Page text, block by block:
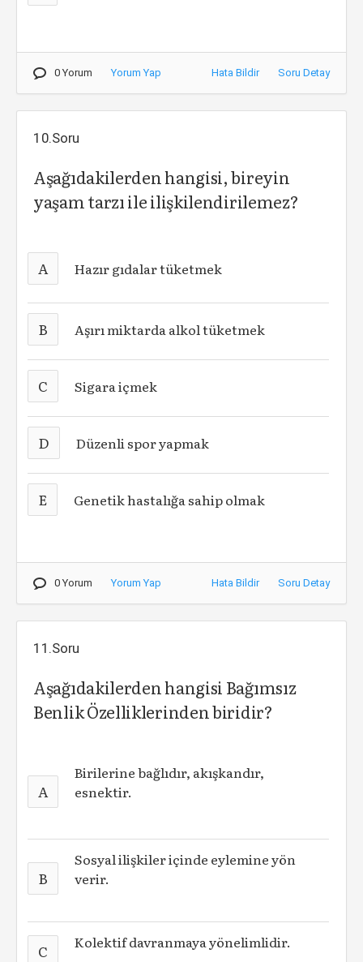
0 Yorum Yorum Yap Hata Bildir Soru Detay
10.Soru
Aşağıdakilerden hangisi, bireyin
yaşam tarzı ile ilişkilendirilemez?
A Hazır gıdalar tüketmek
B Aşırı miktarda alkol tüketmek
C Sigara içmek
D Düzenli spor yapmak
E Genetik hastalığa sahip olmak
0 Yorum Yorum Yap Hata Bildir Soru Detay
11.Soru
Aşağıdakilerden hangisi Bağımsız
Benlik Özelliklerinden biridir?
A
Birilerine bağlıdır, akışkandır,
esnektir.
B
Sosyal ilişkiler içinde eylemine yön
verir.
C Kolektif davranmaya yönelimlidir.